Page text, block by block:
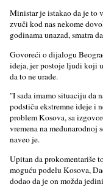
Ministar je istakao da je to
zvuči kod nas nekome
godinama unazad, smatra
Govoreći o dijalogu
ideja, jer postoje lјudi koji
da to ne urade.
"I sada imamo situaciju da
podstiču ekstremne ideje i
problem Kosova, sa
vremena na međunarodnoj
naveo je.
Upitan da prokomentariše
moguću podelu Kosova,
dodao da je on možda